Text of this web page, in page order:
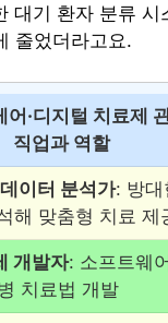
대기 환자 분류 시
줄었더라고요.
어·디지털 치료제
직업과 역할
이터 분석가: 방대
해 맞춤형 치료 제
개발자: 소프트웨
치료법 개발